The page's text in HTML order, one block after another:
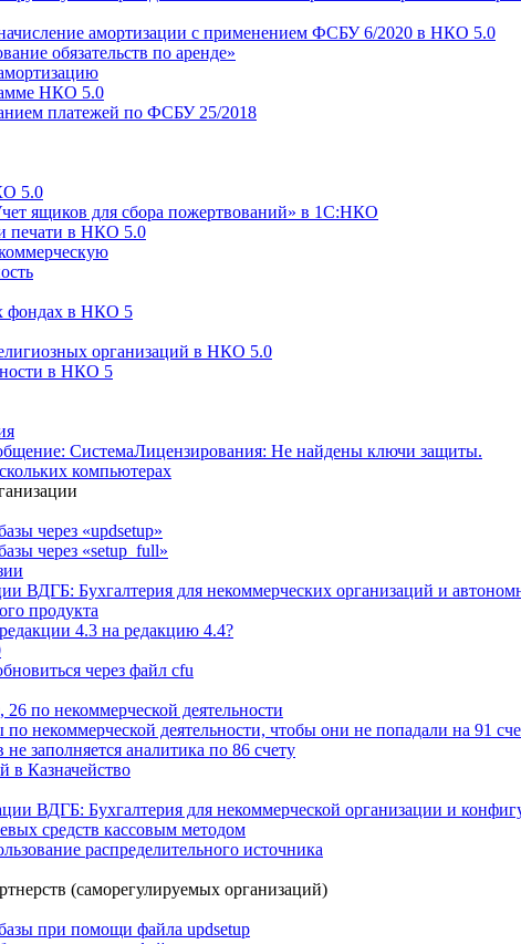
амортизации с применением ФСБУ 6/2020 в НКО 5.0
обязательств по аренде»
НКО 5.0
платежей по ФСБУ 25/2018
5.0
ящиков для сбора пожертвований» в 1С:НКО
печати в НКО 5.0
фондах в НКО 5
организаций в НКО 5.0
в НКО 5
СистемаЛицензирования: Не найдены ключи защиты.
компьютерах
через «updsetup»
через «setup_full»
ВДГБ: Бухгалтерия для некоммерческих организаций и
продукта
4.3 на редакцию 4.4?
через файл cfu
26 по некоммерческой деятельности
некоммерческой деятельности, чтобы они не попадали на 91
заполняется аналитика по 86 счету
в Казначейство
ВДГБ: Бухгалтерия для некоммерческой организации и
средств кассовым методом
распределительного источника
(саморегулируемых организаций)
при помощи файла updsetup